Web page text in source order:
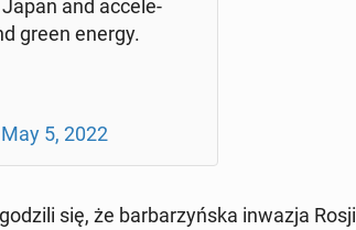
Japan and ac­ce­le­
green energy.
May 5, 2022
się, że bar­ba­rzyń­ska inwazja Rosji